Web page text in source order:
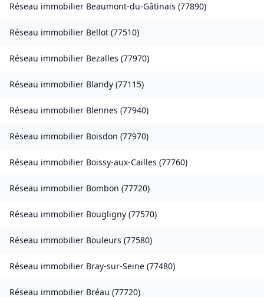
Réseau immobilier Beaumont-du-Gâtinais (77890)
Réseau immobilier Bellot (77510)
Réseau immobilier Bezalles (77970)
Réseau immobilier Blandy (77115)
Réseau immobilier Blennes (77940)
Réseau immobilier Boisdon (77970)
Réseau immobilier Boissy-aux-Cailles (77760)
Réseau immobilier Bombon (77720)
Réseau immobilier Bougligny (77570)
Réseau immobilier Bouleurs (77580)
Réseau immobilier Bray-sur-Seine (77480)
Réseau immobilier Bréau (77720)